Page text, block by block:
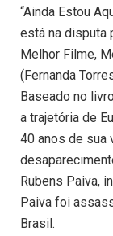
“Ainda Estou
está na disputa
Melhor Filme,
(Fernanda
Baseado no
a trajetória de
40 anos de sua
Rubens Paiva,
Paiva foi
Brasil.